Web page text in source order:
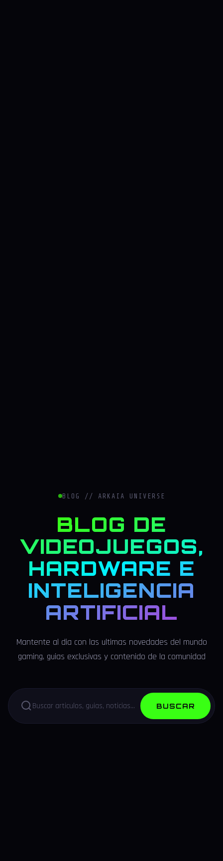
BLOG // ARKAIA UNIVERSE
BLOG DE
VIDEOJUEGOS,
HARDWARE E
INTELIGENCIA
ARTIFICIAL
Mantente al dia con las ultimas novedades del mundo
gaming, guias exclusivas y contenido de la comunidad
BUSCAR